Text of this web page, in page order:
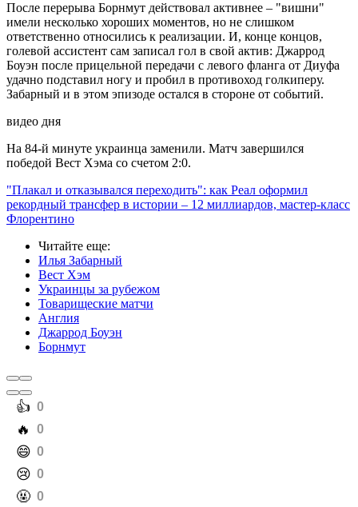
После перерыва Борнмут действовал активнее – "вишни"
имели несколько хороших моментов, но не слишком
ответственно относились к реализации. И, конце концов,
голевой ассистент сам записал гол в свой актив: Джаррод
Боуэн после прицельной передачи с левого фланга от Диуфа
удачно подставил ногу и пробил в противоход голкиперу.
Забарный и в этом эпизоде остался в стороне от событий.
видео дня
На 84-й минуте украинца заменили. Матч завершился
победой Вест Хэма со счетом 2:0.
"Плакал и отказывался переходить": как Реал оформил
рекордный трансфер в истории – 12 миллиардов, мастер-класс
Флорентино
Читайте еще:
Илья Забарный
Вест Хэм
Украинцы за рубежом
Товарищеские матчи
Англия
Джаррод Боуэн
Борнмут
️👍 0
️🔥 0
️😄 0
️😢 0
️🤬 0